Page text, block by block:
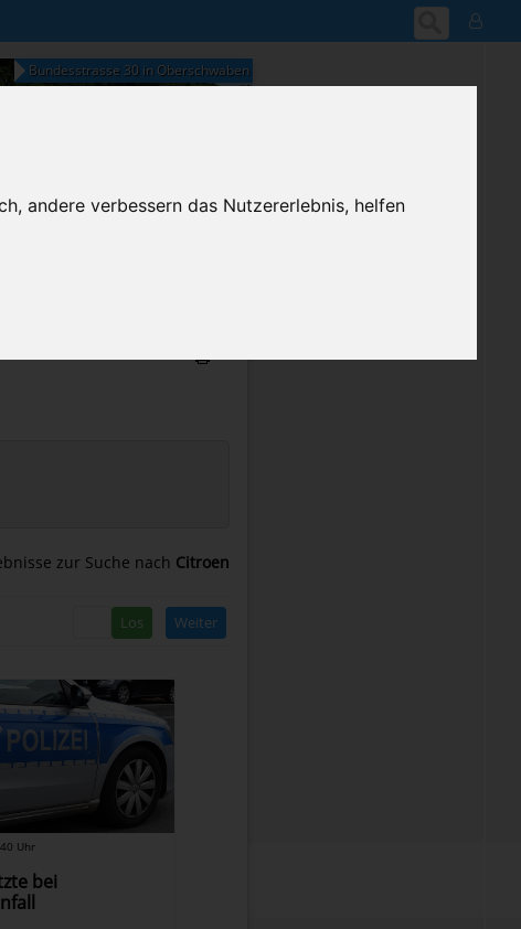
andere verbessern das Nutzererlebnis, helfen
Bundesstrasse 30 in Oberschwaben
21:10
zur Suche nach Citroen
Weiter
Uhr
bei